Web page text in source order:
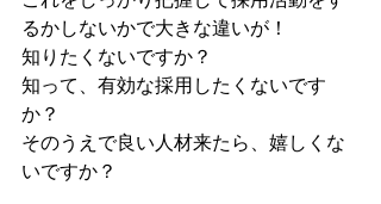
るかしないかで大きな違いが！
知りたくないですか？
知って、有効な採用したくないです
か？
そのうえで良い人材来たら、嬉しくな
いですか？